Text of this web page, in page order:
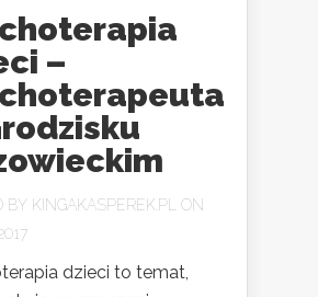
–
BY KINGAKASPEREK.PL
ON
dzieci to temat,